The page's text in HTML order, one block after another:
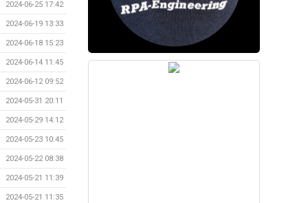
2024-06-25 17:42
2024-06-19 13:33
2024-06-18 15:23
2024-06-14 11:45
2024-06-12 09:52
2024-05-31 20:11
2024-05-29 14:12
2024-05-23 10:45
2024-05-22 08:38
2024-05-21 11:39
2024-05-21 11:35